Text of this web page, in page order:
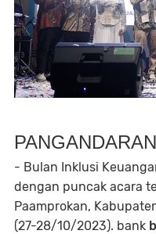
- Bulan Inklusi
dengan puncak acara
Paamprokan,
(27-28/10/2023). bank